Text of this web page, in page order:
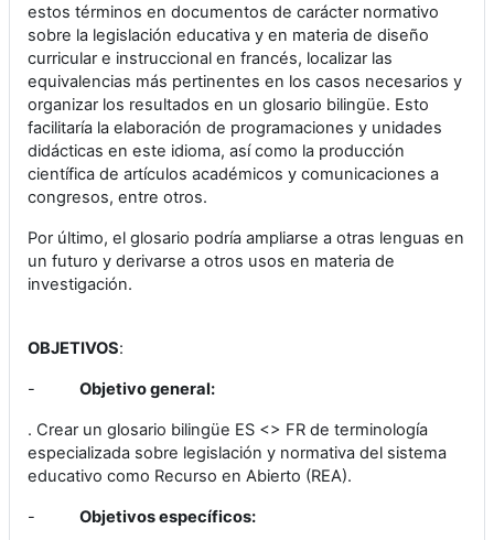
estos términos en documentos de carácter normativo
sobre la legislación educativa y en materia de diseño
curricular e instruccional en francés, localizar las
equivalencias más pertinentes en los casos necesarios y
organizar los resultados en un glosario bilingüe. Esto
facilitaría la elaboración de programaciones y unidades
didácticas en este idioma, así como la producción
científica de artículos académicos y comunicaciones a
congresos, entre otros.
Por último, el glosario podría ampliarse a otras lenguas en
un futuro y derivarse a otros usos en materia de
investigación.
OBJETIVOS:
- Objetivo general:
. Crear un glosario bilingüe ES <> FR de terminología
especializada sobre legislación y normativa del sistema
educativo como Recurso en Abierto (REA).
- Objetivos específicos: